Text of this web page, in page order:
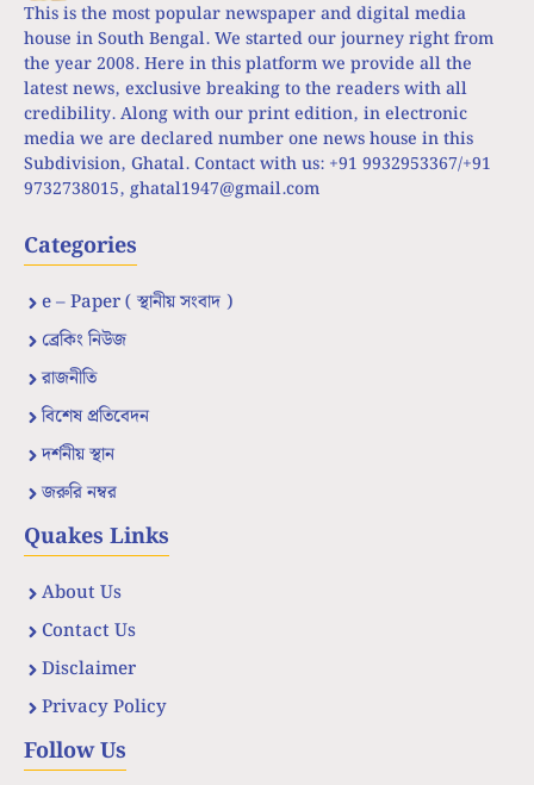
This is the most popular newspaper and digital media
house in South Bengal. We started our journey right from
the year 2008. Here in this platform we provide all the
latest news, exclusive breaking to the readers with all
credibility. Along with our print edition, in electronic
media we are declared number one news house in this
Subdivision, Ghatal. Contact with us: +91 9932953367/+91
9732738015, ghatal1947@gmail.com
Categories
e – Paper ( স্থানীয় সংবাদ )
ব্রেকিং নিউজ
রাজনীতি
বিশেষ প্রতিবেদন
দর্শনীয় স্থান
জরুরি নম্বর
Quakes Links
About Us
Contact Us
Disclaimer
Privacy Policy
Follow Us